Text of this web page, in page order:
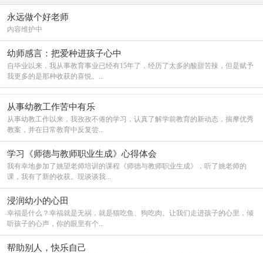
永远做个好老师
内容维护中
幼师感言：把爱种进孩子心中
自毕业以来，我从事教育事业已经有15年了，经历了太多的酸甜苦辣，但是赋予
我更多的是那种收获的喜悦。...
从事幼教工作苦中有乐
从事幼教工作以来，我孜孜不倦的学习，认真了解学前教育的新动态，揣摩优秀
教案，并在日常教育中反复尝...
学习《师德与教师职业生成》心得体会
我有幸地参加了姚望老师培训的课程《师德与教师职业生成》，听了姚老师的
课，我有了新的收获。现谈谈我...
浸润幼小的心田
幸福是什么？幸福就是无祸，就是猫吃鱼、狗吃肉。让我们走进孩子的心里，倾
听孩子的心声，你的眼里有个...
帮助别人，快乐自己